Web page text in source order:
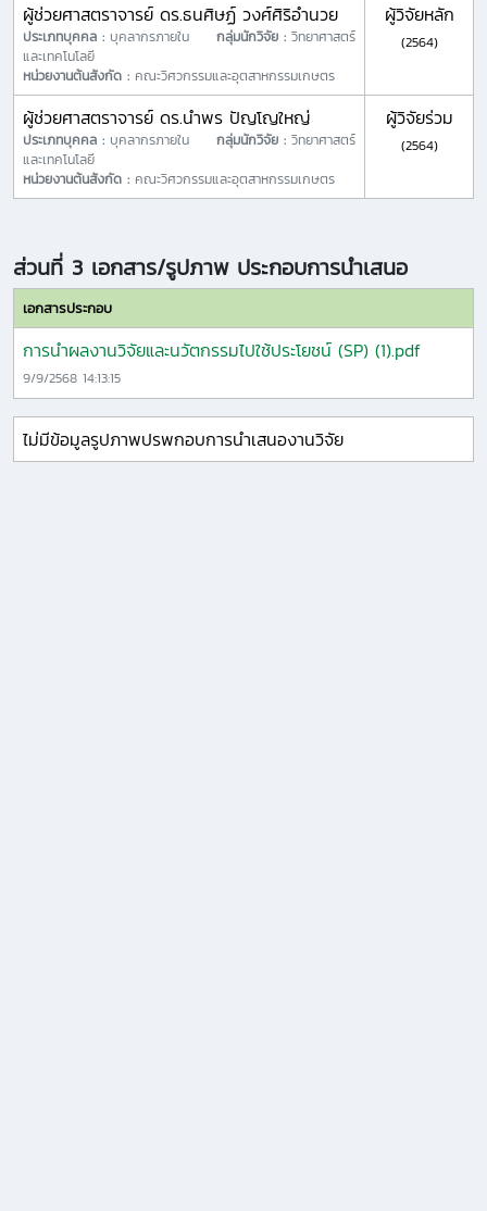
ผู้ช่วยศาสตราจารย์ ดร.ธนศิษฏ์ วงศ์ศิริอำนวย
ประเภทบุคคล : บุคลากรภายใน กลุ่มนักวิจัย : วิทยาศาสตร์
และเทคโนโลยี
หน่วยงานต้นสังกัด : คณะวิศวกรรมและอุตสาหกรรมเกษตร
ผู้วิจัยหลัก
(2564)
ผู้ช่วยศาสตราจารย์ ดร.นำพร ปัญโญใหญ่
ประเภทบุคคล : บุคลากรภายใน กลุ่มนักวิจัย : วิทยาศาสตร์
และเทคโนโลยี
หน่วยงานต้นสังกัด : คณะวิศวกรรมและอุตสาหกรรมเกษตร
ผู้วิจัยร่วม
(2564)
ส่วนที่ 3 เอกสาร/รูปภาพ ประกอบการนำเสนอ
เอกสารประกอบ
การนำผลงานวิจัยและนวัตกรรมไปใช้ประโยชน์ (SP) (1).pdf
9/9/2568 14:13:15
ไม่มีข้อมูลรูปภาพปรพกอบการนำเสนองานวิจัย